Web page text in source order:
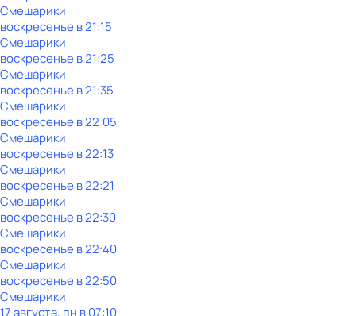
Смешарики
воскресенье в21:15
Смешарики
воскресенье в21:25
Смешарики
воскресенье в21:35
Смешарики
воскресенье в22:05
Смешарики
воскресенье в22:13
Смешарики
воскресенье в22:21
Смешарики
воскресенье в22:30
Смешарики
воскресенье в22:40
Смешарики
воскресенье в22:50
Смешарики
17 августа, пн в 07:10